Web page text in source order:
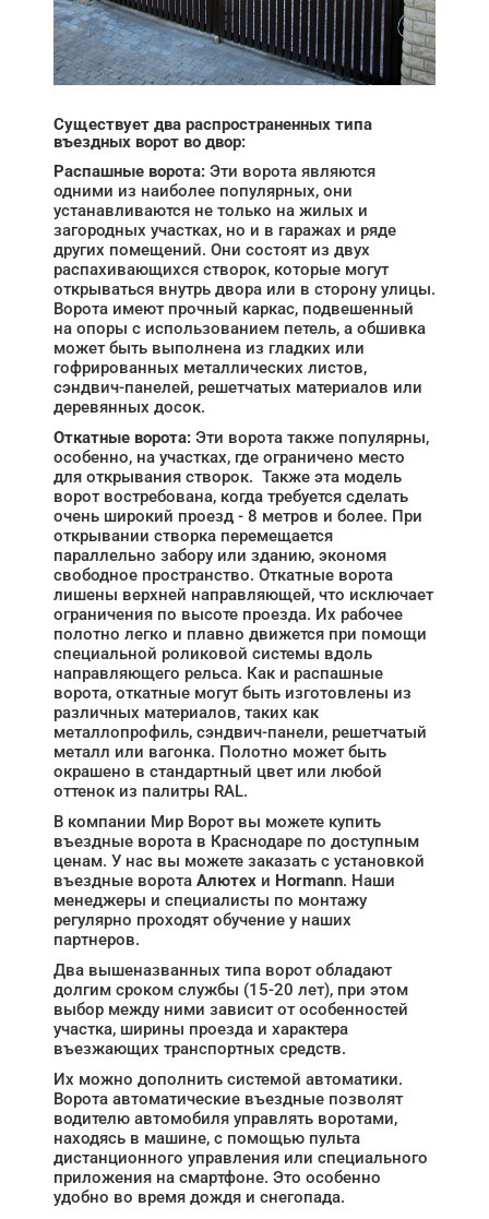
Существует два распространенных типа
въездных ворот во двор:
Распашные ворота: Эти ворота являются
одними из наиболее популярных, они
устанавливаются не только на жилых и
загородных участках, но и в гаражах и ряде
других помещений. Они состоят из двух
распахивающихся створок, которые могут
открываться внутрь двора или в сторону улицы.
Ворота имеют прочный каркас, подвешенный
на опоры с использованием петель, а обшивка
может быть выполнена из гладких или
гофрированных металлических листов,
сэндвич-панелей, решетчатых материалов или
деревянных досок.
Откатные ворота: Эти ворота также популярны,
особенно, на участках, где ограничено место
для открывания створок. Также эта модель
ворот востребована, когда требуется сделать
очень широкий проезд - 8 метров и более. При
открывании створка перемещается
параллельно забору или зданию, экономя
свободное пространство. Откатные ворота
лишены верхней направляющей, что исключает
ограничения по высоте проезда. Их рабочее
полотно легко и плавно движется при помощи
специальной роликовой системы вдоль
направляющего рельса. Как и распашные
ворота, откатные могут быть изготовлены из
различных материалов, таких как
металлопрофиль, сэндвич-панели, решетчатый
металл или вагонка. Полотно может быть
окрашено в стандартный цвет или любой
оттенок из палитры RAL.
В компании Мир Ворот вы можете купить
въездные ворота в Краснодаре по доступным
ценам. У нас вы можете заказать с установкой
въездные ворота Алютех и Hormann. Наши
менеджеры и специалисты по монтажу
регулярно проходят обучение у наших
партнеров.
Два вышеназванных типа ворот обладают
долгим сроком службы (15-20 лет), при этом
выбор между ними зависит от особенностей
участка, ширины проезда и характера
въезжающих транспортных средств.
Их можно дополнить системой автоматики.
Ворота автоматические въездные позволят
водителю автомобиля управлять воротами,
находясь в машине, с помощью пульта
дистанционного управления или специального
приложения на смартфоне. Это особенно
удобно во время дождя и снегопада.